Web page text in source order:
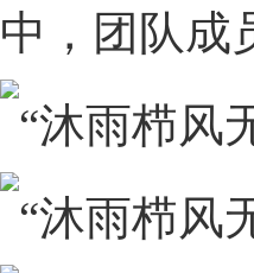
中，团队成